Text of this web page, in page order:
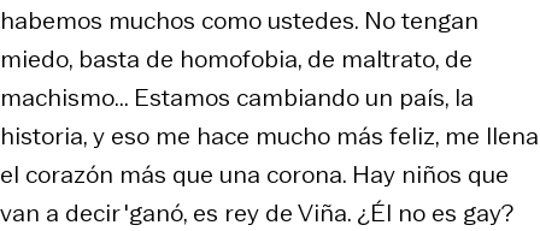
habemos muchos como ustedes. No tengan
miedo, basta de homofobia, de maltrato, de
machismo... Estamos cambiando un país, la
historia, y eso me hace mucho más feliz, me llena
el corazón más que una corona. Hay niños que
van a decir 'ganó, es rey de Viña. ¿Él no es gay?